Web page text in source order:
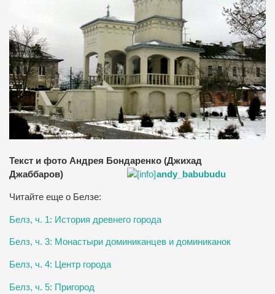
Текст и фото Андрея Бондаренко (Джихад
Джаббаров)
andy_babubudu
Читайте еще о Белзе:
Белз, ч. 1: История древнего города
Белз, ч. 3: Монастыри доминиканцев и доминиканок
Белз, ч. 4: Центр города
Белз, ч. 5: Пригород